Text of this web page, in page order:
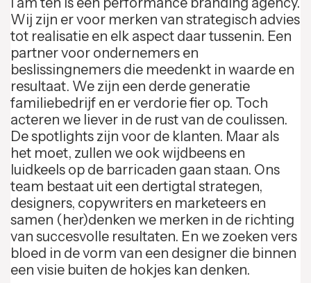
Wij zijn er voor merken van strategisch advies
tot realisatie en elk aspect daar tussenin. Een
partner voor ondernemers en
beslissingnemers die meedenkt in waarde en
resultaat. We zijn een derde generatie
familiebedrijf en er verdorie fier op. Toch
acteren we liever in de rust van de coulissen.
De spotlights zijn voor de klanten. Maar als
het moet, zullen we ook wijdbeens en
luidkeels op de barricaden gaan staan. Ons
team bestaat uit een dertigtal strategen,
designers, copywriters en marketeers en
samen (her)denken we merken in de richting
van succesvolle resultaten. En we zoeken vers
bloed in de vorm van een designer die binnen
een visie buiten de hokjes kan denken.